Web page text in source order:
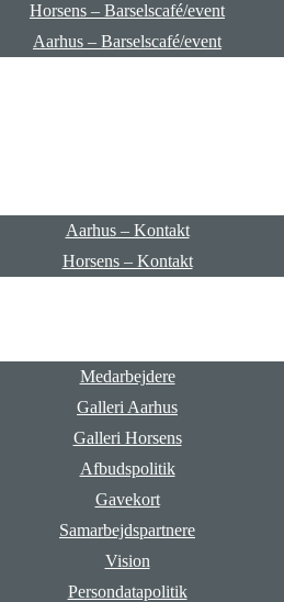
Horsens – Barselscafé/event
Aarhus – Barselscafé/event
Aarhus – Kontakt
Horsens – Kontakt
Medarbejdere
Galleri Aarhus
Galleri Horsens
Afbudspolitik
Gavekort
Samarbejdspartnere
Vision
Persondatapolitik